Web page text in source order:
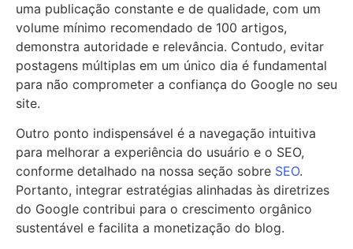
uma publicação constante e de qualidade, com um
volume mínimo recomendado de 100 artigos,
demonstra autoridade e relevância. Contudo, evitar
postagens múltiplas em um único dia é fundamental
para não comprometer a confiança do Google no seu
site.
Outro ponto indispensável é a navegação intuitiva
para melhorar a experiência do usuário e o SEO,
conforme detalhado na nossa seção sobre SEO.
Portanto, integrar estratégias alinhadas às diretrizes
do Google contribui para o crescimento orgânico
sustentável e facilita a monetização do blog.